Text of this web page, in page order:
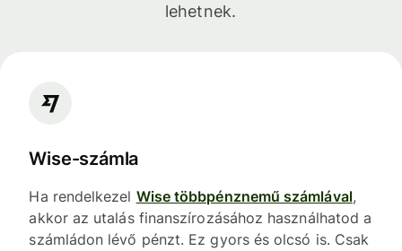
lehetnek.
Wise-számla
Ha rendelkezel Wise többpénznemű számlával,
akkor az utalás finanszírozásához használhatod a
számládon lévő pénzt. Ez gyors és olcsó is. Csak